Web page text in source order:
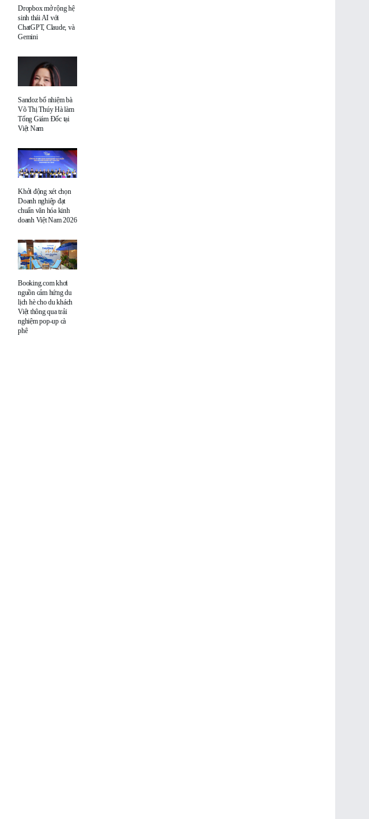
Dropbox mở rộng hệ
sinh thái AI với
ChatGPT, Claude, và
Gemini
Sandoz bổ nhiệm bà
Võ Thị Thúy Hà làm
Tổng Giám Đốc tại
Việt Nam
Khởi động xét chọn
Doanh nghiệp đạt
chuẩn văn hóa kinh
doanh Việt Nam 2026
Booking.com khơi
nguồn cảm hứng du
lịch hè cho du khách
Việt thông qua trải
nghiệm pop-up cà
phê